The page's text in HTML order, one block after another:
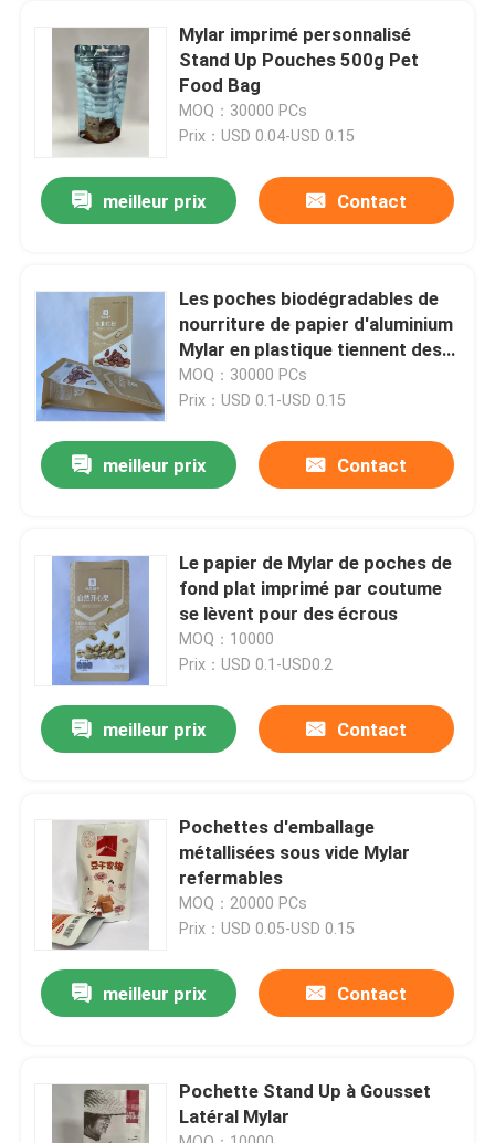
Produits
Au sujet de nous
Visite d'usine
Contactez-nous
Nouvelles
Cas
Pochette d'emballage de bec
Mylar imprimé personnalisé
Stand Up Pouches 500g Pet
Food Bag
MOQ：30000 PCs
Prix：USD 0.04-USD 0.15
meilleur prix Contact
Les poches biodégradables de
nourriture de papier d'aluminium
Mylar en plastique tiennent des
sacs de nourriture
MOQ：30000 PCs
Prix：USD 0.1-USD 0.15
meilleur prix Contact
Le papier de Mylar de poches de
fond plat imprimé par coutume
se lèvent pour des écrous
MOQ：10000
Prix：USD 0.1-USD0.2
meilleur prix Contact
Pochettes d'emballage
métallisées sous vide Mylar
refermables
MOQ：20000 PCs
Prix：USD 0.05-USD 0.15
meilleur prix Contact
Pochette Stand Up à Gousset
Latéral Mylar